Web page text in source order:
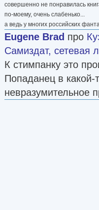
совершенно не понравилась
по-моему, очень слабенько...
а ведь у многих российских
Eugene Brad про
Самиздат, сетевая
К стимпанку это
Попаданец в
невразумительное